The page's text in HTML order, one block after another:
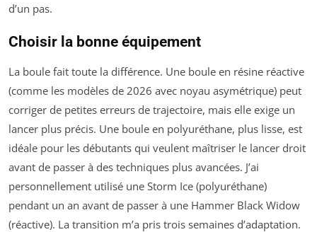
d’un pas.
Choisir la bonne équipement
La boule fait toute la différence. Une boule en résine réactive
(comme les modèles de 2026 avec noyau asymétrique) peut
corriger de petites erreurs de trajectoire, mais elle exige un
lancer plus précis. Une boule en polyuréthane, plus lisse, est
idéale pour les débutants qui veulent maîtriser le lancer droit
avant de passer à des techniques plus avancées. J’ai
personnellement utilisé une Storm Ice (polyuréthane)
pendant un an avant de passer à une Hammer Black Widow
(réactive). La transition m’a pris trois semaines d’adaptation.